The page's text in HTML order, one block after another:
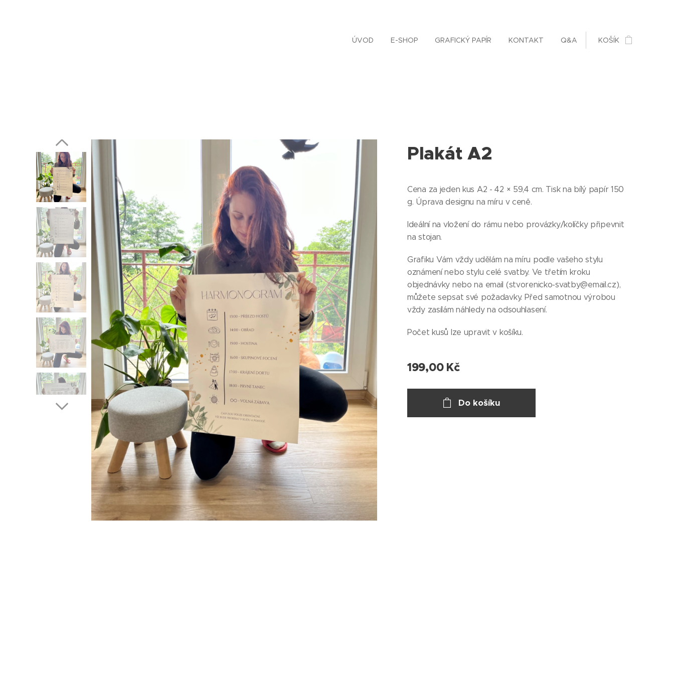
ÚVOD E-SHOP GRAFICKÝ PAPÍR KONTAKT Q&A KOŠÍK
Plakát A2
Cena za jeden kus A2 - 42 × 59,4 cm. Tisk na bílý papír 150
g. Úprava designu na míru v ceně.
Ideální na vložení do rámu nebo provázky/kolíčky připevnit
na stojan.
Grafiku Vám vždy udělám na míru podle vašeho stylu
oznámení nebo stylu celé svatby. Ve třetím kroku
objednávky nebo na email (stvorenicko-svatby@email.cz),
můžete sepsat své požadavky. Před samotnou výrobou
vždy zasílám náhledy na odsouhlasení.
Počet kusů lze upravit v košíku.
199,00Kč
Do košíku